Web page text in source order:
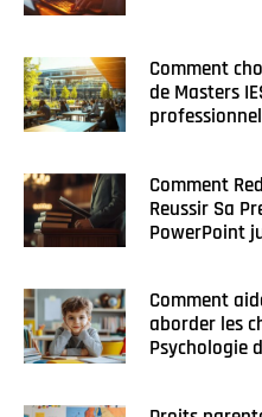
Comment
de Masters
professionnel
Comment
Reussir Sa
PowerPoint
Comment
aborder les
Psychologie